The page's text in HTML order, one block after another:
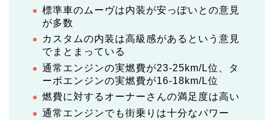
標準車のムーヴは内装が安っぽいとの意見
が多数
カスタムの内装は高級感があるという意見
でまとまっている
通常エンジンの実燃費が23-25km/L位、タ
ーボエンジンの実燃費が16-18km/L位
燃費に対するオーナーさんの満足度は高い
通常エンジンでも街乗りは十分なパワー